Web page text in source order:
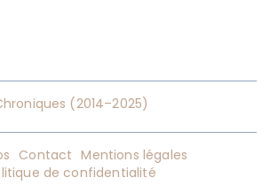
(2014–2025)
Contact Mentions légales
de confidentialité